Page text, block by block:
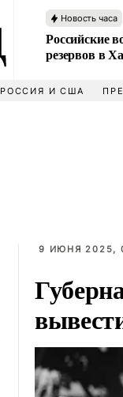
Новость часа
Российские
резервов в
РОССИЯ И США
9 ИЮНЯ 2025,